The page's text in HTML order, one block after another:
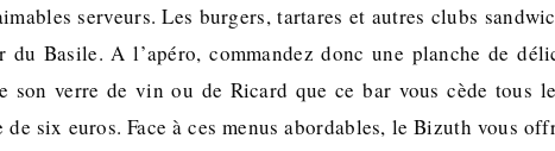
serveurs. Les burgers, tartares et autres clubs
du Basile. A l’apéro, commandez donc une planche de
son verre de vin ou de Ricard que ce bar vous cède tous
de six euros. Face à ces menus abordables, le Bizuth vous